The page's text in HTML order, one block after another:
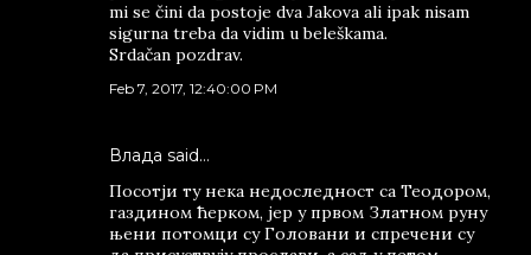
mi se čini da postoje dva Jakova ali ipak nisam
sigurna treba da vidim u beleškama.
Srdačan pozdrav.
Feb 7, 2017, 12:40:00 PM
Влада said…
Посотји ту нека недоследност са Теодором,
газдином ћерком, јер у првом Златном руну
њени потомци су Головани и спречени су